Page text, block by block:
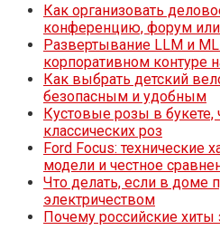
Как организовать
конференцию, форум
Развертывание LLM и
корпоративном контуре
Как выбрать детский
безопасным и удобным
Кустовые розы в букете,
классических роз
Ford Focus: технические
модели и честное
Что делать, если в доме
электричеством
Почему российские хиты